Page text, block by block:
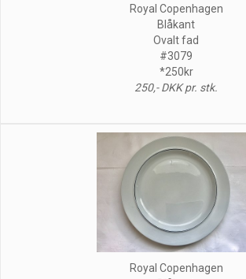
Royal Copenhagen
Blåkant
Ovalt fad
#3079
*250kr
250,- DKK pr. stk.
Royal Copenhagen